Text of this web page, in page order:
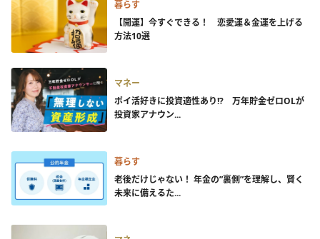
暮らす
【開運】今すぐできる！ 恋愛運＆金運を上げる
方法10選
マネー
ポイ活好きに投資適性あり!? 万年貯金ゼロOLが
投資家アナウン...
暮らす
老後だけじゃない！ 年金の”裏側”を理解し、賢く
未来に備えるた...